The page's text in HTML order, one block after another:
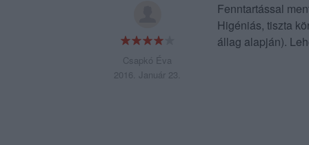
Csapkó Éva
2016. Január 23.
Fenntartással
Higéniás, tiszta
állag alapján).